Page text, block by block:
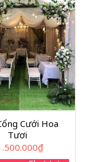
Cưới Hoa
Tươi
₫